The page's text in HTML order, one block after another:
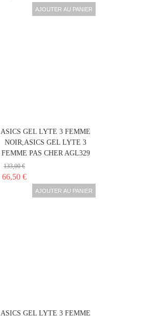
AJOUTER AU PANIER
ASICS GEL LYTE 3 FEMME
NOIR,ASICS GEL LYTE 3
FEMME PAS CHER AGL329
133,00 €
66,50 €
AJOUTER AU PANIER
ASICS GEL LYTE 3 FEMME